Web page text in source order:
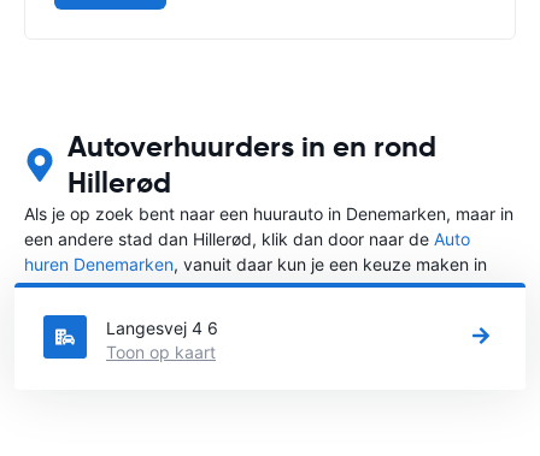
Autoverhuurders in en rond
Hillerød
Als je op zoek bent naar een huurauto in Denemarken, maar in
een andere stad dan Hillerød, klik dan door naar de Auto
huren Denemarken, vanuit daar kun je een keuze maken in
welke stad in Denemarken je een auto huren wilt.
Langesvej 4 6
Toon op kaart